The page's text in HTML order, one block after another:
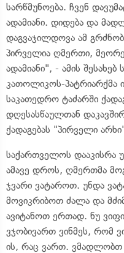
სარწმუნოება. ჩვენ
ადამიანი. დიდება და
დაგვაჯილდოვა ამ
პირველია ღმერთი,
ადამიანი", - ამის
კათოლიკოს-პატრიარქმა
საკათედრო ტაძარში
დღესასწაულთან
ქადაგებას "პირველი
საქართველოს დააკისრა
ამავე დროს, ღმერთმა
ჯვარი ვატაროთ. უნდა
მოვიკრიბოთ ძალა და
ავიტანოთ ერთად. ნუ
ვჯობივართ ვინმეს, რომ
ის, რაც ვართ.